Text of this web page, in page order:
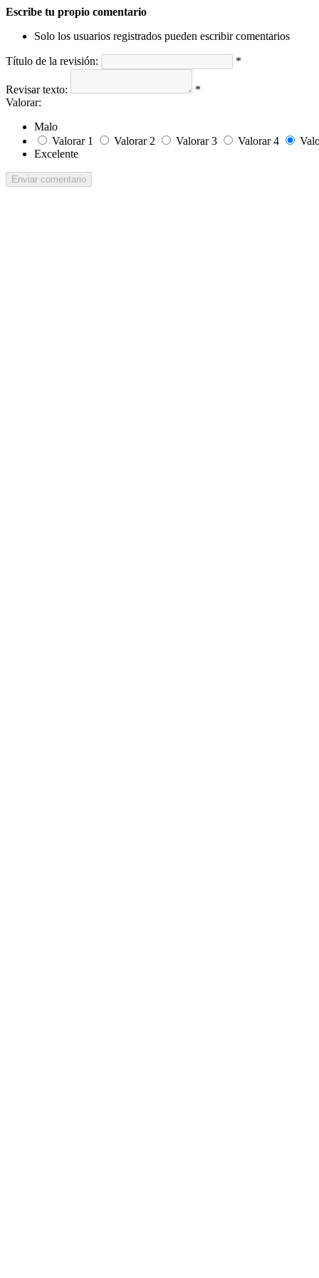
Escribe tu propio comentario
Solo los usuarios registrados pueden escribir comentarios
Título de la revisión: *
Revisar texto:
*
Valorar:
Malo
Valorar 1
Valorar 2 Valorar 3 Valorar 4
Excelente
Enviar comentario